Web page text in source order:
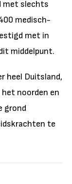
met slechts
medisch-
met in
middelpunt.
heel Duitsland,
noorden en
grond
te